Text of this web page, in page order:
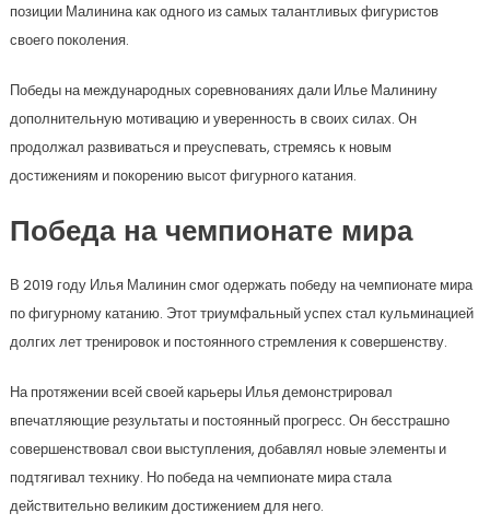
позиции Малинина как одного из самых талантливых фигуристов
своего поколения.
Победы на международных соревнованиях дали Илье Малинину
дополнительную мотивацию и уверенность в своих силах. Он
продолжал развиваться и преуспевать, стремясь к новым
достижениям и покорению высот фигурного катания.
Победа на чемпионате мира
В 2019 году Илья Малинин смог одержать победу на чемпионате мира
по фигурному катанию. Этот триумфальный успех стал кульминацией
долгих лет тренировок и постоянного стремления к совершенству.
На протяжении всей своей карьеры Илья демонстрировал
впечатляющие результаты и постоянный прогресс. Он бесстрашно
совершенствовал свои выступления, добавлял новые элементы и
подтягивал технику. Но победа на чемпионате мира стала
действительно великим достижением для него.